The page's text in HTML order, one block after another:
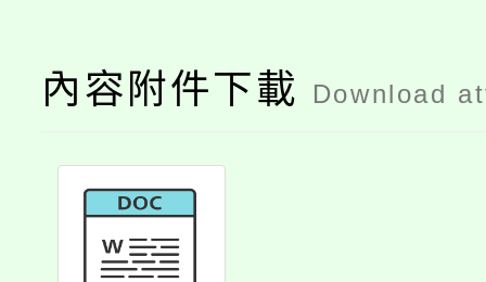
內容附件下載 Download